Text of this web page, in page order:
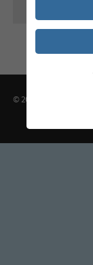
© 2026 TEGEWA e.V.